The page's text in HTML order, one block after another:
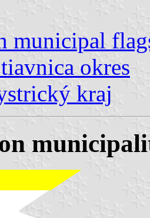
municipal
okres
kraj